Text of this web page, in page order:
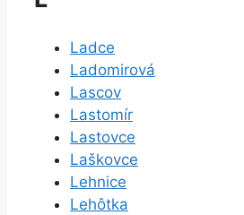
Ladce
Ladomirová
Lascov
Lastomír
Lastovce
Laškovce
Lehnice
Lehôtka